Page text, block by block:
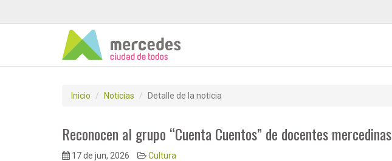
Inicio Noticias Detalle de la noticia
Reconocen al grupo “Cuenta Cuentos” de docentes mercedinas
17 de jun, 2026 Cultura